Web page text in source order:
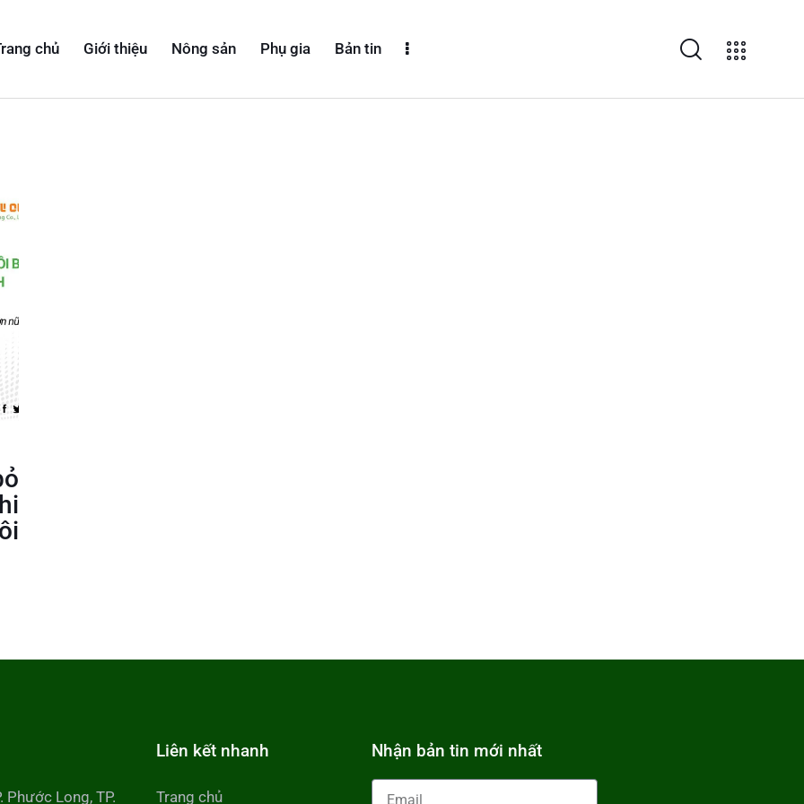
chủ Giới thiệu Nông sản Phụ gia Bản tin
Phước Long, TP.
Liên kết nhanh
Trang chủ
Nhận bản tin mới nhất